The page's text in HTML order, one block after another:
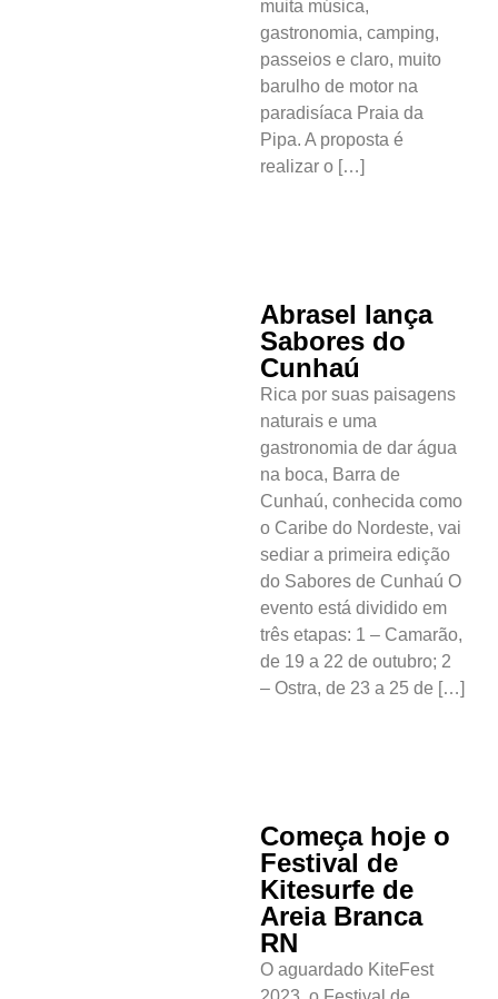
muita música,
gastronomia, camping,
passeios e claro, muito
barulho de motor na
paradisíaca Praia da
Pipa. A proposta é
realizar o […]
Abrasel lança
Sabores do
Cunhaú
Rica por suas paisagens
naturais e uma
gastronomia de dar água
na boca, Barra de
Cunhaú, conhecida como
o Caribe do Nordeste, vai
sediar a primeira edição
do Sabores de Cunhaú O
evento está dividido em
três etapas: 1 – Camarão,
de 19 a 22 de outubro; 2
– Ostra, de 23 a 25 de […]
Começa hoje o
Festival de
Kitesurfe de
Areia Branca
RN
O aguardado KiteFest